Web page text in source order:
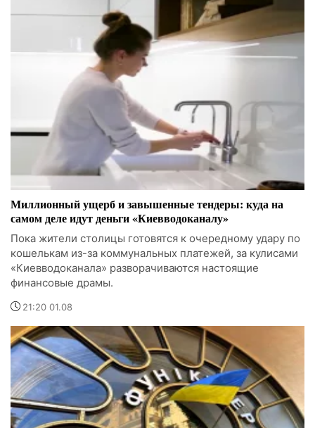
Миллионный ущерб и завышенные тендеры: куда на
самом деле идут деньги «Киевводоканалу»
Пока жители столицы готовятся к очередному удару по
кошелькам из-за коммунальных платежей, за кулисами
«Киевводоканала» разворачиваются настоящие
финансовые драмы.
21:20 01.08